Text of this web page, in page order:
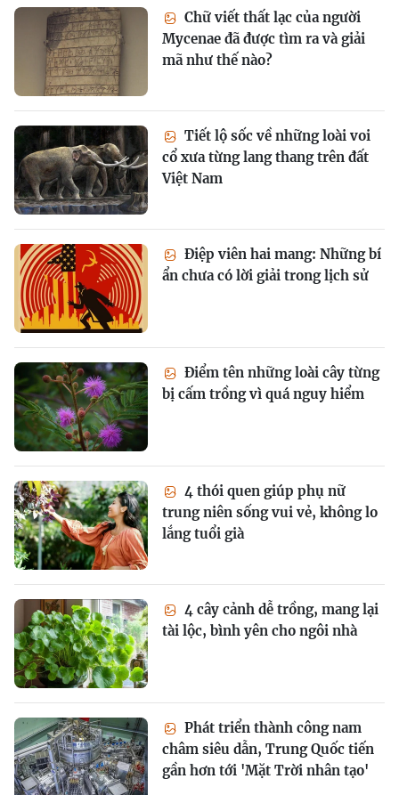
Chữ viết thất lạc của người
Mycenae đã được tìm ra và giải
mã như thế nào?
Tiết lộ sốc về những loài voi
cổ xưa từng lang thang trên đất
Việt Nam
Điệp viên hai mang: Những bí
ẩn chưa có lời giải trong lịch sử
Điểm tên những loài cây từng
bị cấm trồng vì quá nguy hiểm
4 thói quen giúp phụ nữ
trung niên sống vui vẻ, không lo
lắng tuổi già
4 cây cảnh dễ trồng, mang lại
tài lộc, bình yên cho ngôi nhà
Phát triển thành công nam
châm siêu dẫn, Trung Quốc tiến
gần hơn tới 'Mặt Trời nhân tạo'